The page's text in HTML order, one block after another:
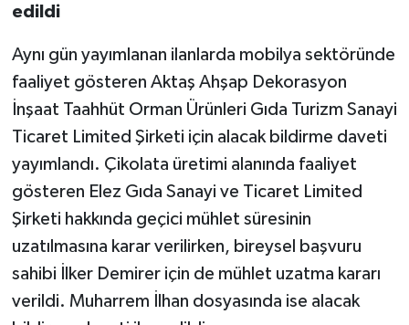
edildi
Aynı gün yayımlanan ilanlarda mobilya sektöründe
faaliyet gösteren Aktaş Ahşap Dekorasyon
İnşaat Taahhüt Orman Ürünleri Gıda Turizm Sanayi
Ticaret Limited Şirketi için alacak bildirme daveti
yayımlandı. Çikolata üretimi alanında faaliyet
gösteren Elez Gıda Sanayi ve Ticaret Limited
Şirketi hakkında geçici mühlet süresinin
uzatılmasına karar verilirken, bireysel başvuru
sahibi İlker Demirer için de mühlet uzatma kararı
verildi. Muharrem İlhan dosyasında ise alacak